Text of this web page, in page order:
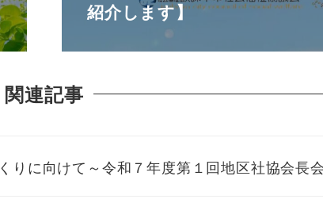
紹介します】
関連記事
りに向けて～令和７年度第１回地区社協会長